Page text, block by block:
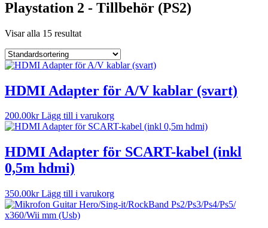
Playstation 2 - Tillbehör (PS2)
Visar alla 15 resultat
HDMI Adapter för A/V kablar (svart)
200.00kr Lägg till i varukorg
HDMI Adapter för SCART-kabel (inkl
0,5m hdmi)
350.00kr Lägg till i varukorg